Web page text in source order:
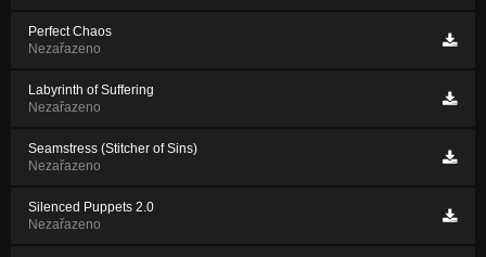
Perfect Chaos
Nezařazeno
Labyrinth of Suffering
Nezařazeno
Seamstress (Stitcher of Sins)
Nezařazeno
Silenced Puppets 2.0
Nezařazeno